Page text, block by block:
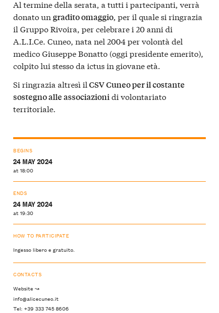
Al termine della serata, a tutti i partecipanti, verrà
donato un gradito omaggio, per il quale si ringrazia
il Gruppo Rivoira, per celebrare i 20 anni di
A.L.I.Ce. Cuneo, nata nel 2004 per volontà del
medico Giuseppe Bonatto (oggi presidente emerito),
colpito lui stesso da ictus in giovane età.
Si ringrazia altresì ilCSV Cuneo per il costante
sostegno alle associazionidi volontariato
territoriale.
BEGINS
24 MAY 2024
at 18:00
ENDS
24 MAY 2024
at 19:30
HOW TO PARTICIPATE
Ingesso libero e gratuito.
CONTACTS
Website ↝
info@alicecuneo.it
Tel: +39 333 745 8606